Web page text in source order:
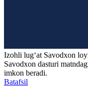
Izohli lugʻat Savodxon
Savodxon dasturi
imkon beradi.
Batafsil